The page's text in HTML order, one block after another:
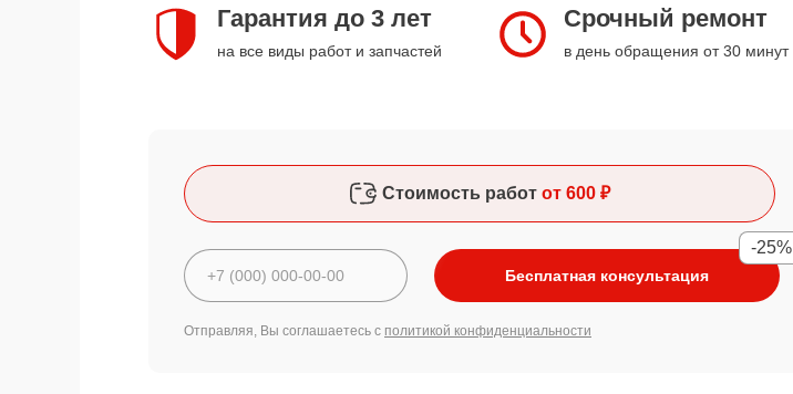
Гарантия до 3 лет
на все виды работ и запчастей
Срочный ремонт
в день обращения от 30 минут
Стоимость работ от 600 ₽
Бесплатная консультация
-25%
Отправляя, Вы соглашаетесь с политикой конфиденциальности